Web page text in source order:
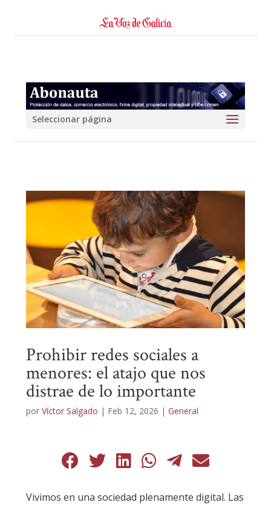
Seleccionar página
Prohibir redes sociales a
menores: el atajo que nos
distrae de lo importante
por Víctor Salgado | Feb 12, 2026 | General
Vivimos en una sociedad plenamente digital. Las